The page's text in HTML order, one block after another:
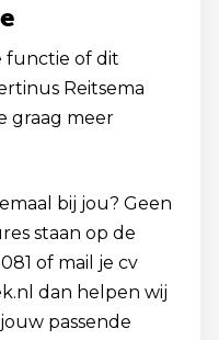
functie of dit
Reitsema
graag meer
bij jou? Geen
staan op de
of mail je cv
dan helpen wij
passende